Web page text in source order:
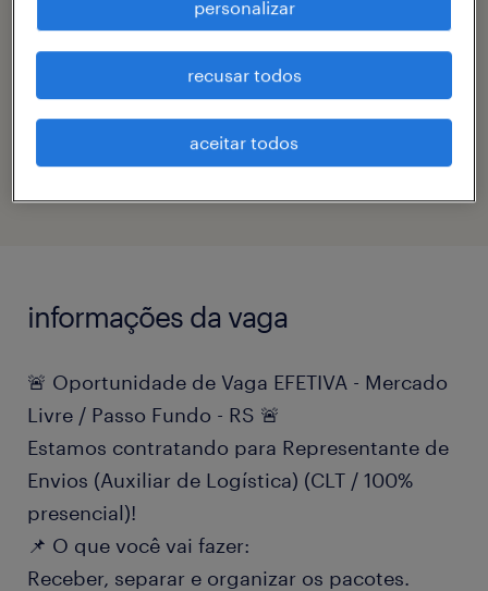
contato
código da vaga
eTalent_JP-183383
informações da vaga
🚨 Oportunidade de Vaga EFETIVA - Mercado
Livre / Passo Fundo - RS 🚨
Estamos contratando para Representante de
Envios (Auxiliar de Logística) (CLT / 100%
presencial)!
📌 O que você vai fazer:
Receber, separar e organizar os pacotes.
personalizar
recusar todos
aceitar todos